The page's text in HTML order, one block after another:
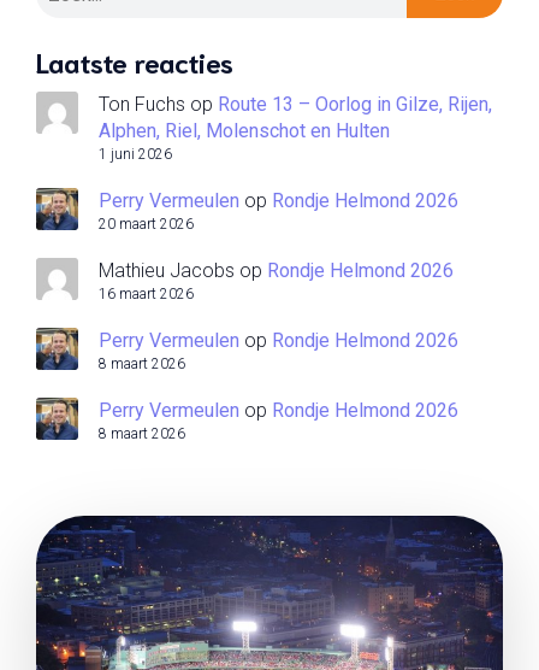
Laatste reacties
Ton Fuchs op Route 13 – Oorlog in Gilze, Rijen,
Alphen, Riel, Molenschot en Hulten
1 juni 2026
Perry Vermeulen op Rondje Helmond 2026
20 maart 2026
Mathieu Jacobs op Rondje Helmond 2026
16 maart 2026
Perry Vermeulen op Rondje Helmond 2026
8 maart 2026
Perry Vermeulen op Rondje Helmond 2026
8 maart 2026